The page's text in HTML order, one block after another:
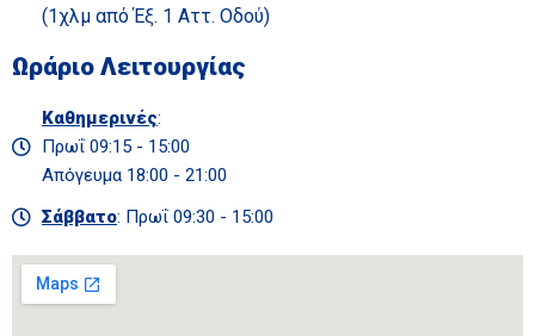
(1χλμ από Έξ. 1 Αττ. Οδού)
Ωράριο Λειτουργίας
Καθημερινές:
Πρωΐ 09:15 - 15:00
Απόγευμα 18:00 - 21:00
Σάββατο: Πρωΐ 09:30 - 15:00